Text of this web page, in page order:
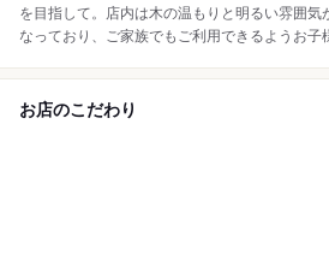
を目指して。店内は木の温もりと明るい雰囲気
なっており、ご家族でもご利用できるようお子
お店のこだわり